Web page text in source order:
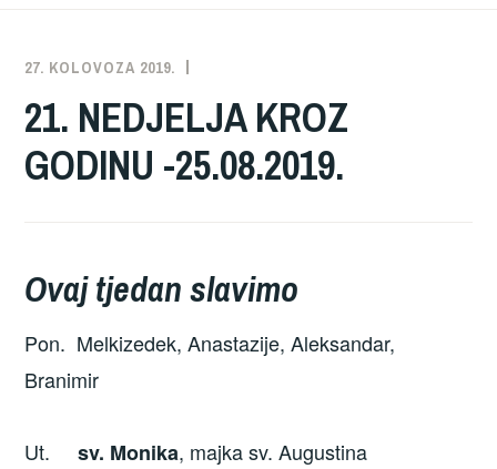
27. KOLOVOZA 2019.
21. NEDJELJA KROZ
GODINU -25.08.2019.
Ovaj tjedan slavimo
Pon. Melkizedek, Anastazije, Aleksandar,
Branimir
Ut.sv. Monika, majka sv. Augustina